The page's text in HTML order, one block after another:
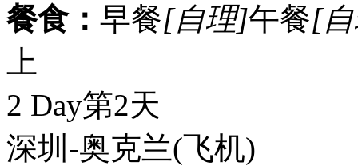
餐食： 早餐[自理]午餐[
上
2 Day第2天
深圳-奥克兰(飞机)